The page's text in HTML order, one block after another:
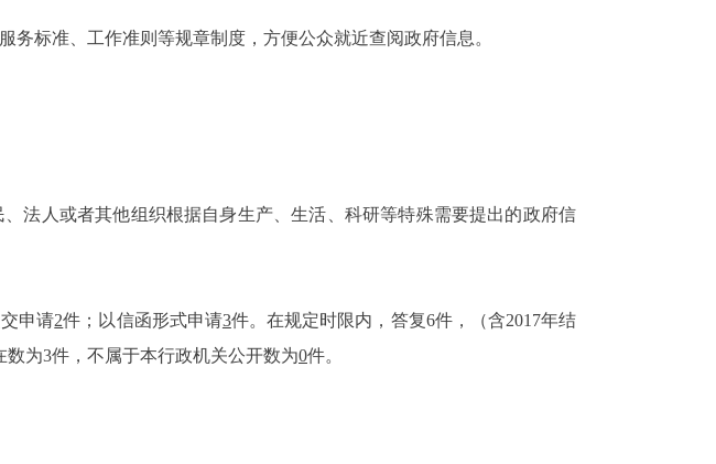
标准、工作准则等规章制度，方便公众就近查阅政府信息。
法人或者其他组织根据自身生产、生活、科研等特殊需要提出的政府信
申请2件；以信函形式申请3件。在规定时限内，答复6件，（含2017年结
数为3件，不属于本行政机关公开数为0件。